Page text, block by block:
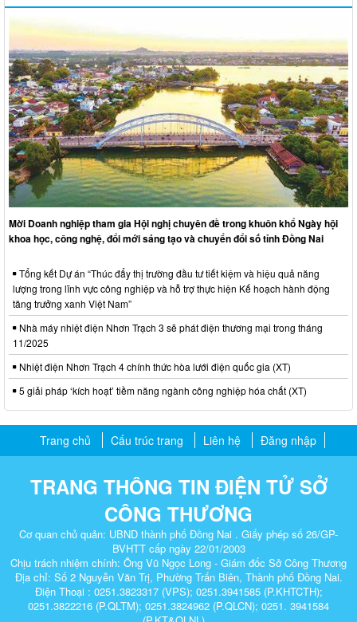
Mời Doanh nghiệp tham gia Hội nghị chuyên đề trong khuôn khổ Ngày hội
khoa học, công nghệ, đổi mới sáng tạo và chuyển đổi số tỉnh Đồng Nai
Tổng kết Dự án “Thúc đẩy thị trường đầu tư tiết kiệm và hiệu quả năng
lượng trong lĩnh vực công nghiệp và hỗ trợ thực hiện Kế hoạch hành động
tăng trưởng xanh Việt Nam”
Nhà máy nhiệt điện Nhơn Trạch 3 sẽ phát điện thương mại trong tháng
11/2025
Nhiệt điện Nhơn Trạch 4 chính thức hòa lưới điện quốc gia (XT)
5 giải pháp ‘kích hoạt’ tiềm năng ngành công nghiệp hóa chất (XT)
Trang chủ Cấu trúc trang Liên hệ Đăng nhập
TRANG THÔNG TIN ĐIỆN TỬ SỞ
CÔNG THƯƠNG
Cơ quan chủ quản: UBND thành phố Đồng Nai . Giấy phép số 26/GP-
BVHTT cấp ngày 22/01/2003
Chịu trách nhiệm chính: Ông Vũ Ngọc Long - Giám đốc Sở Công Thương
Địa chỉ: Số 2 Nguyễn Văn Trị, Phường Trấn Biên, Thành phố Đồng Nai.
Điện Thoại : 0251.3823317 (VPS); 0251.3941585 (P.KHTCTH);
0251.3822216 (P.QLTM); 0251.3824962 (P.QLCN); 0251. 3941584